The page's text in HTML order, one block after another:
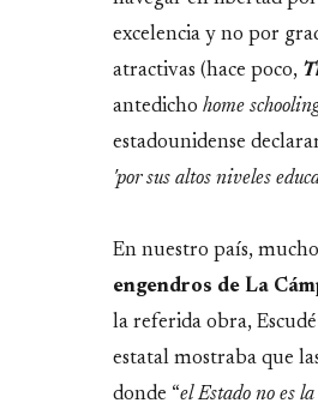
excelencia y no por
atractivas (hace poco,
antedicho home
estadounidense
'por sus altos niveles
En nuestro país,
engendros de La
la referida obra,
estatal mostraba que
donde “el Estado no es la